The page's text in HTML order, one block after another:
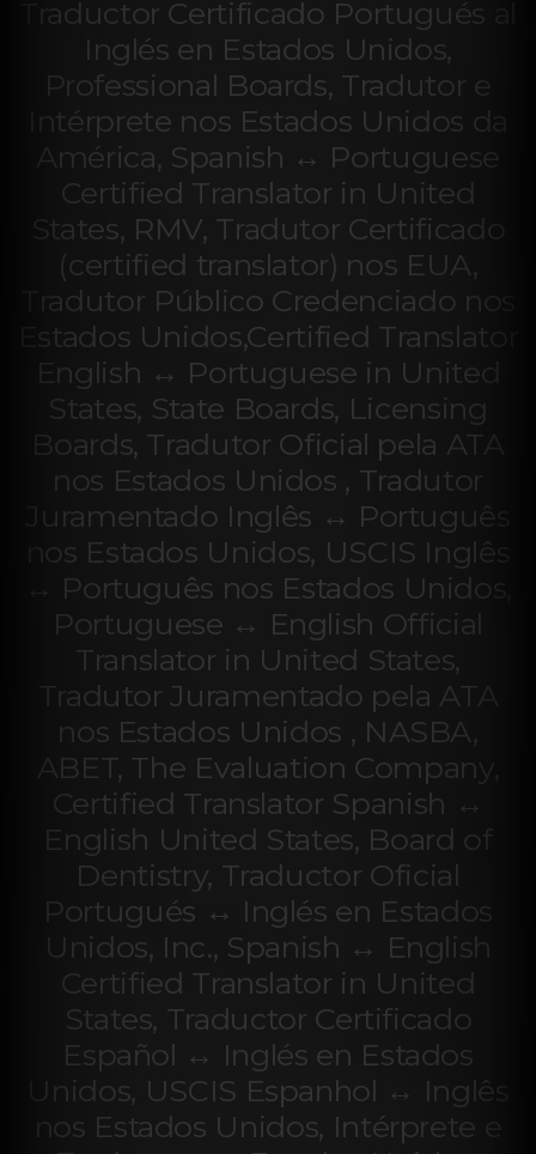
Traductor Certificado Portugués al
Inglés en Estados Unidos,
Professional Boards, Tradutor e
Intérprete nos Estados Unidos da
América, Spanish ↔ Portuguese
Certified Translator in United
States, RMV, Tradutor Certificado
(certified translator) nos EUA,
Tradutor Público Credenciado nos
Estados Unidos,Certified Translator
English ↔ Portuguese in United
States, State Boards, Licensing
Boards, Tradutor Oficial pela ATA
nos Estados Unidos , Tradutor
Juramentado Inglês ↔ Português
nos Estados Unidos, USCIS Inglês
↔ Português nos Estados Unidos,
Portuguese ↔ English Official
Translator in United States,
Tradutor Juramentado pela ATA
nos Estados Unidos , NASBA,
ABET, The Evaluation Company,
Certified Translator Spanish ↔
English United States, Board of
Dentistry, Traductor Oficial
Portugués ↔ Inglés en Estados
Unidos, Inc., Spanish ↔ English
Certified Translator in United
States, Traductor Certificado
Español ↔ Inglés en Estados
Unidos, USCIS Espanhol ↔ Inglês
nos Estados Unidos, Intérprete e